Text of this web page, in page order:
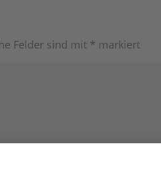
Felder sind mit * markiert